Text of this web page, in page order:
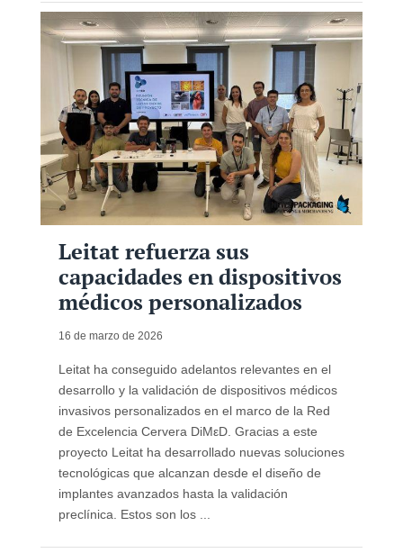
Leitat refuerza sus
capacidades en dispositivos
médicos personalizados
16 de marzo de 2026
Leitat ha conseguido adelantos relevantes en el
desarrollo y la validación de dispositivos médicos
invasivos personalizados en el marco de la Red
de Excelencia Cervera DiMεD. Gracias a este
proyecto Leitat ha desarrollado nuevas soluciones
tecnológicas que alcanzan desde el diseño de
implantes avanzados hasta la validación
preclínica. Estos son los ...